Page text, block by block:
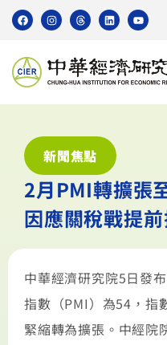
新聞焦點
2月PMI轉擴張
因應關稅戰提
中華經濟研究院5日發
指數（PMI）為54，指
緊縮轉為擴張。中經院